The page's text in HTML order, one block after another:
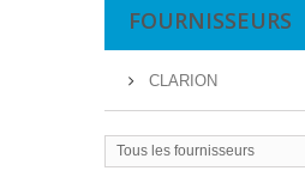
FOURNISSEURS
CLARION
Tous les fournisseurs